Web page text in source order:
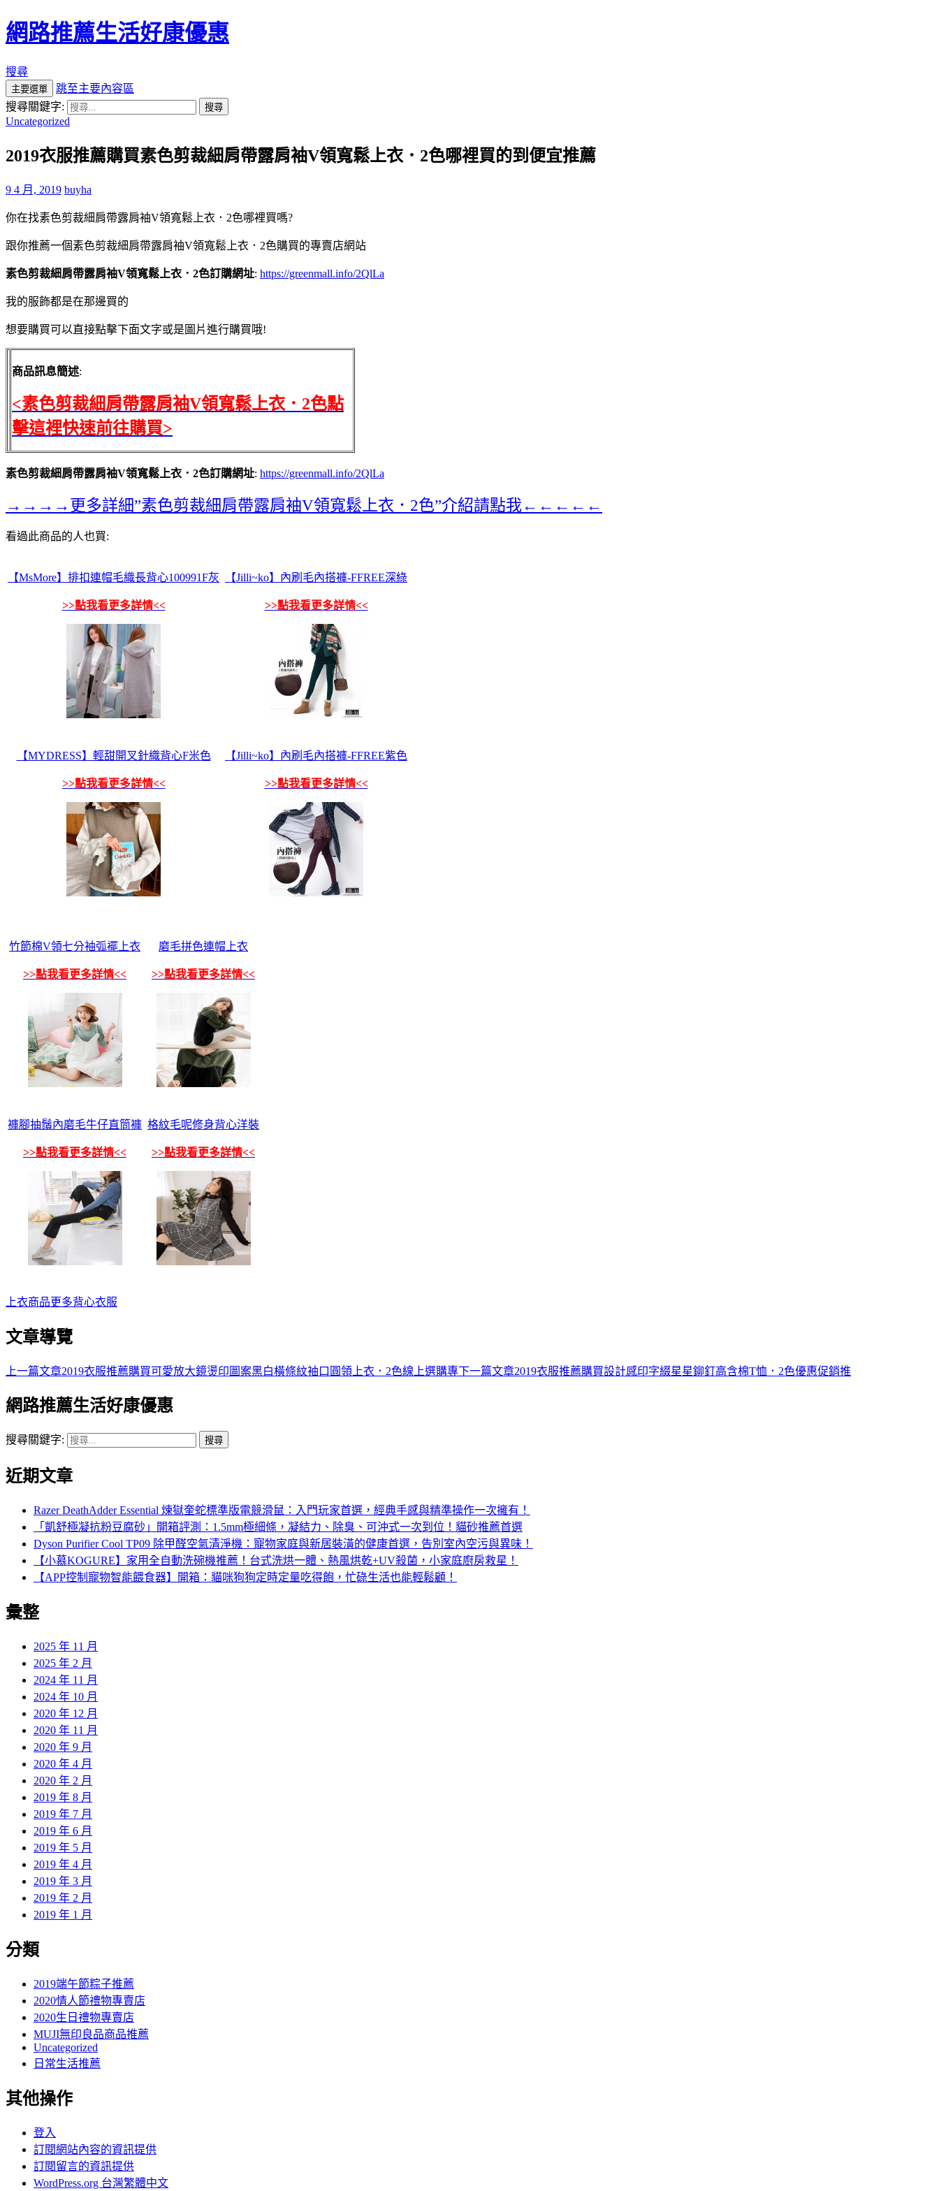
網路推薦生活好康優惠
搜尋
主要選單
跳至主要內容區
搜尋關鍵字:
Uncategorized
2019衣服推薦購買素色剪裁細肩帶露肩袖V領寬鬆上衣．2色哪裡買的到便宜推薦
9 4 月, 2019 buyha
你在找素色剪裁細肩帶露肩袖V領寬鬆上衣．2色哪裡買嗎?
跟你推薦一個素色剪裁細肩帶露肩袖V領寬鬆上衣．2色購買的專賣店網站
素色剪裁細肩帶露肩袖V領寬鬆上衣．2色訂購網址: https://greenmall.info/2QlLa
我的服飾都是在那邊買的
想要購買可以直接點擊下面文字或是圖片進行購買哦!
商品訊息簡述:
<素色剪裁細肩帶露肩袖V領寬鬆上衣．2色點
擊這裡快速前往購買>
素色剪裁細肩帶露肩袖V領寬鬆上衣．2色訂購網址: https://greenmall.info/2QlLa
→→→→更多詳細”素色剪裁細肩帶露肩袖V領寬鬆上衣．2色”介紹請點我←←←←←
看過此商品的人也買:
【MsMore】排扣連帽毛織長背心100991F灰
>>點我看更多詳情<<
【Jilli~ko】內刷毛內搭褲-FFREE深綠
>>點我看更多詳情<<
【MYDRESS】輕甜開叉針織背心F米色
>>點我看更多詳情<<
【Jilli~ko】內刷毛內搭褲-FFREE紫色
>>點我看更多詳情<<
竹節棉V領七分袖弧襬上衣
>>點我看更多詳情<<
磨毛拼色連帽上衣
>>點我看更多詳情<<
褲腳抽鬚內磨毛牛仔直筒褲
>>點我看更多詳情<<
格紋毛呢修身背心洋裝
>>點我看更多詳情<<
上衣商品更多背心衣服
文章導覽
上一篇文章2019衣服推薦購買可愛放大鏡燙印圖案黑白橫條紋袖口圓領上衣．2色線上選購專下一篇文章2019衣服推薦購買設計感印字綴星星鉚釘高含棉T恤．2色優惠促銷推
網路推薦生活好康優惠
搜尋關鍵字:
近期文章
Razer DeathAdder Essential 煉獄奎蛇標準版電競滑鼠：入門玩家首選，經典手感與精準操作一次擁有！
「凱舒極凝抗粉豆腐砂」開箱評測：1.5mm極細條，凝結力、除臭、可沖式一次到位！貓砂推薦首選
Dyson Purifier Cool TP09 除甲醛空氣清淨機：寵物家庭與新居裝潢的健康首選，告別室內空污與異味！
【小慕KOGURE】家用全自動洗碗機推薦！台式洗烘一體、熱風烘乾+UV殺菌，小家庭廚房救星！
【APP控制寵物智能餵食器】開箱：貓咪狗狗定時定量吃得飽，忙碌生活也能輕鬆顧！
彙整
2025 年 11 月
2025 年 2 月
2024 年 11 月
2024 年 10 月
2020 年 12 月
2020 年 11 月
2020 年 9 月
2020 年 4 月
2020 年 2 月
2019 年 8 月
2019 年 7 月
2019 年 6 月
2019 年 5 月
2019 年 4 月
2019 年 3 月
2019 年 2 月
2019 年 1 月
分類
2019端午節粽子推薦
2020情人節禮物專賣店
2020生日禮物專賣店
MUJI無印良品商品推薦
Uncategorized
日常生活推薦
其他操作
登入
訂閱網站內容的資訊提供
訂閱留言的資訊提供
WordPress.org 台灣繁體中文